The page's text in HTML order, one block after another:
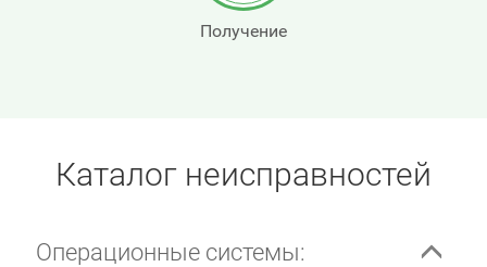
Получение
Каталог неисправностей
Операционные системы: